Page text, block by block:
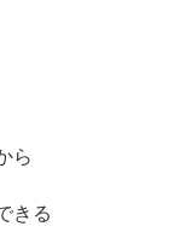
ら
きる